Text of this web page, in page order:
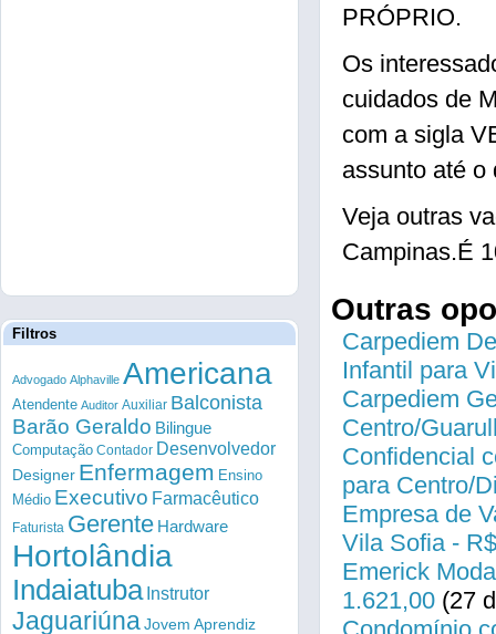
PRÓPRIO.
Os
cuidados de
com a sigla
assunto até o
Veja outras
Campinas.É
Outras
Carpediem
Infantil para
Carpediem
Centro/
Confidencial
para Centro/
Empresa de
Vila Sofia -
Emerick
1.621,00 (27
Filtros
Advogado Alphaville Americana
Atendente Auditor Auxiliar Balconista
Barão Geraldo Bilingue
Computação Contador Desenvolvedor
Designer Enfermagem Ensino
Médio Executivo Farmacêutico
Faturista Gerente Hardware
Hortolândia
Indaiatuba Instrutor
Jaguariúna Jovem Aprendiz